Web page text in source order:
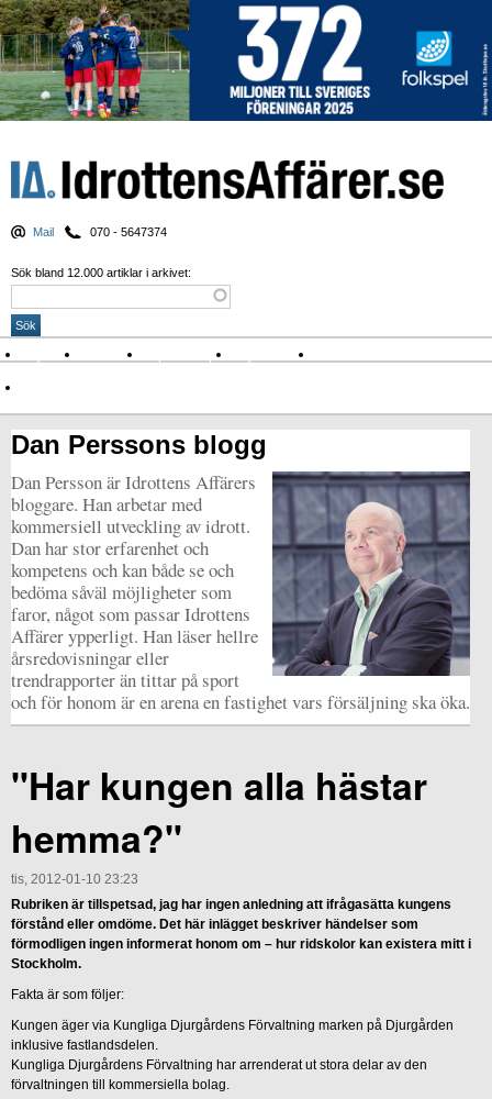
Mail 070 - 5647374
Sök bland 12.000 artiklar i arkivet:
Nyheter Krönikor Sport & spel Nyhetsbrev
Dan Perssons blogg
Dan Persson är Idrottens Affärers
bloggare. Han arbetar med
kommersiell utveckling av idrott.
Dan har stor erfarenhet och
kompetens och kan både se och
bedöma såväl möjligheter som
faror, något som passar Idrottens
Affärer ypperligt. Han läser hellre
årsredovisningar eller
trendrapporter än tittar på sport
och för honom är en arena en fastighet vars försäljning ska öka.
"Har kungen alla hästar
hemma?"
tis, 2012-01-10 23:23
Rubriken är tillspetsad, jag har ingen anledning att ifrågasätta kungens
förstånd eller omdöme. Det här inlägget beskriver händelser som
förmodligen ingen informerat honom om – hur ridskolor kan existera mitt i
Stockholm.
Fakta är som följer:
Kungen äger via Kungliga Djurgårdens Förvaltning marken på Djurgården
inklusive fastlandsdelen.
Kungliga Djurgårdens Förvaltning har arrenderat ut stora delar av den
förvaltningen till kommersiella bolag.